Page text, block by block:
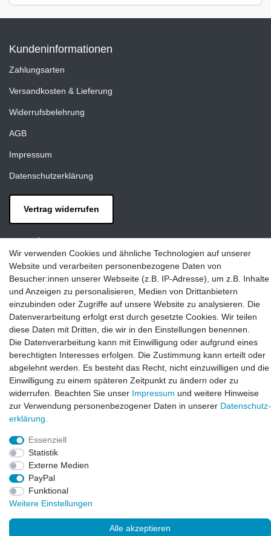
Kundeninformationen
Zahlungsarten
Versandkosten & Lieferung
Widerrufsbelehrung
AGB
Impressum
Datenschutzerklärung
Vertrag widerrufen
Kontakt
LAXARA:
Zeppelinstraße 4, 89604 Allmendingen, Deutschland
E-mail:
info@laxara.de
E-mail:
info@bluewater-armaturen.de
Öffnungszeiten:
Mo - Fr 10:00 - 12:00 Uhr
Mo - Fr 13:00 - 15:00 Uhr
© Copyright 2026. LAXARA
Wir verwenden Cookies und ähnliche Technologien auf unserer
Website und verarbeiten personenbezogene Daten von
Besucher:innen unserer Webseite (z.B. IP-Adresse), um z.B. Inhalte
und Anzeigen zu personalisieren, Medien von Drittanbietern
einzubinden oder Zugriffe auf unsere Website zu analysieren. Die
Datenverarbeitung erfolgt erst durch gesetzte Cookies. Wir teilen
diese Daten mit Dritten, die wir in den Einstellungen benennen.
Die Datenverarbeitung kann mit Einwilligung oder aufgrund eines
berechtigten Interesses erfolgen. Die Zustimmung kann erteilt oder
abgelehnt werden. Es besteht das Recht, nicht einzuwilligen und die
Einwilligung zu einem späteren Zeitpunkt zu ändern oder zu
widerrufen. Beachten Sie unser Impressum und weitere Hinweise
zur Verwendung personenbezogener Daten in unserer Daten­schutz­
erklärung
Essenziell
Statistik
Externe Medien
PayPal
Funktional
Weitere Einstellungen
Alle akzeptieren